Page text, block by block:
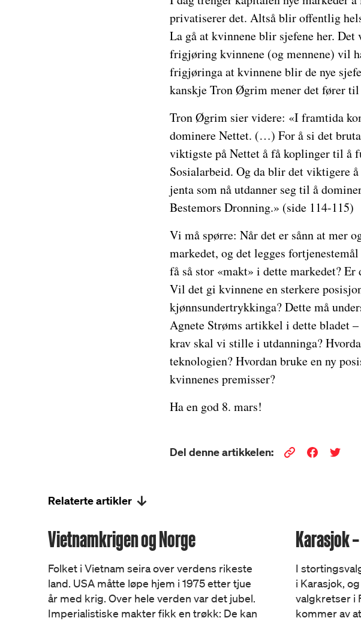
privatiserer det. Altså blir offentlig
La gå at kvinnene blir sjefene her.
frigjøring kvinnene (og mennene) vil
frigjøringa at kvinnene blir de nye
kanskje Tron Øgrim mener det fører
Tron Øgrim sier videre: «I framtida
dominere Nettet. (…) For å si det
viktigste på Nettet å få koplinger til å
Sosialarbeid. Og da blir det viktigere
jenta som nå utdanner seg til å
Bestemors Dronning.» (side 114-115)
Vi må spørre: Når det er sånn at mer
markedet, og det legges
få så stor «makt» i dette markedet?
Vil det gi kvinnene en sterkere
kjønnsundertrykkinga? Dette må
Agnete Strøms artikkel i dette bladet
krav skal vi stille i utdanninga?
teknologien? Hvordan bruke en ny
kvinnenes premisser?
Ha en god 8. mars!
Del denne artikkelen:
Relaterte artikler
Vietnamkrigen og Norge
Folket i Vietnam seira over verdens rikeste
land. USA måtte løpe hjem i 1975 etter tjue
år med krig. Over hele verden var det jubel.
Imperialistiske makter fikk en trøkk: De kan
Karasjok
I
i Karasjok,
valgkretser i
kommer av